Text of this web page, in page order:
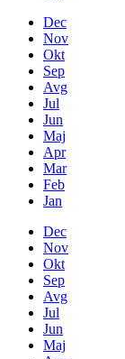
Dec
Nov
Okt
Sep
Avg
Jul
Jun
Maj
Apr
Mar
Feb
Jan
Dec
Nov
Okt
Sep
Avg
Jul
Jun
Maj